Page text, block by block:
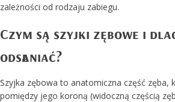
zależności od rodzaju zabiegu.
Czym są szyjki zębowe i
odsłaniać?
Szyjka zębowa to anatomiczna część zęba,
pomiędzy jego koroną (widoczną częścią